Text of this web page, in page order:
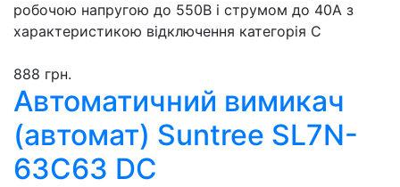
робочою напругою до 550В і струмом до 40А з
характеристикою відключення категорія С
888 грн.
Автоматичний вимикач
(автомат) Suntree SL7N-
63C63 DC